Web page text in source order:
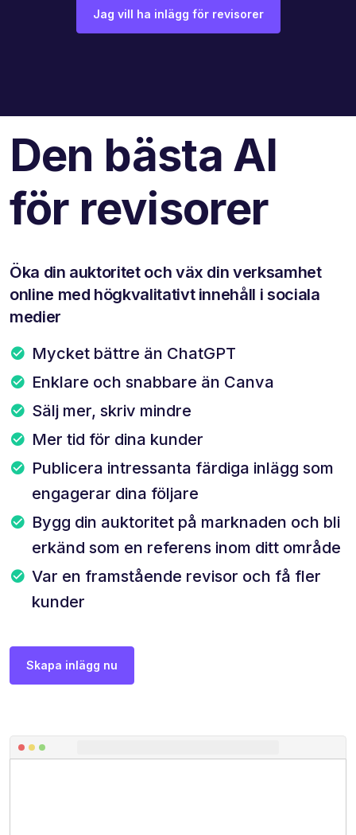
Jag vill ha inlägg för revisorer
Den bästa AI
för revisorer
Öka din auktoritet och väx din verksamhet
online med högkvalitativt innehåll i sociala
medier
Mycket bättre än ChatGPT
Enklare och snabbare än Canva
Sälj mer, skriv mindre
Mer tid för dina kunder
Publicera intressanta färdiga inlägg som
engagerar dina följare
Bygg din auktoritet på marknaden och bli
erkänd som en referens inom ditt område
Var en framstående revisor och få fler
kunder
Skapa inlägg nu